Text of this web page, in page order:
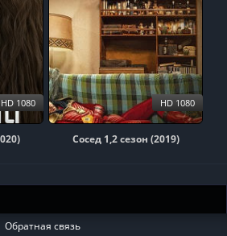
HD 1080
Сосед 1,2 сезон (2019)
HD 1080
Обратная связь